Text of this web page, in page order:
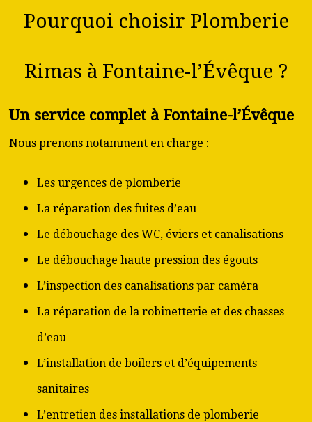
Pourquoi choisir Plomberie
Rimas à Fontaine-l’Évêque ?
Un service complet à Fontaine-l’Évêque
Nous prenons notamment en charge :
Les urgences de plomberie
La réparation des fuites d’eau
Le débouchage des WC, éviers et canalisations
Le débouchage haute pression des égouts
L’inspection des canalisations par caméra
La réparation de la robinetterie et des chasses
d’eau
L’installation de boilers et d’équipements
sanitaires
L’entretien des installations de plomberie